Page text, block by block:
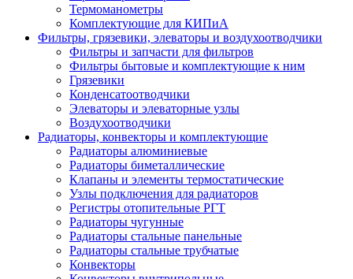
Термоманометры
Комплектующие для КИПиА
Фильтры, грязевики, элеваторы и воздухоотводчики
Фильтры и запчасти для фильтров
Фильтры бытовые и комплектующие к ним
Грязевики
Конденсатоотводчики
Элеваторы и элеваторные узлы
Воздухоотводчики
Радиаторы, конвекторы и комплектующие
Радиаторы алюминиевые
Радиаторы биметаллические
Клапаны и элементы термостатические
Узлы подключения для радиаторов
Регистры отопительные РГТ
Радиаторы чугунные
Радиаторы стальные панельные
Радиаторы стальные трубчатые
Конвекторы